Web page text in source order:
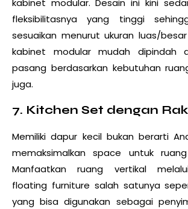
kabinet modular. Desain ini kini
fleksibilitasnya yang tinggi
sesuaikan menurut ukuran luas/
kabinet modular mudah dipindah
pasang berdasarkan kebutuhan
juga.
7. Kitchen Set dengan
Memiliki dapur kecil bukan berarti
memaksimalkan space untuk
Manfaatkan ruang vertikal
floating furniture salah satunya
yang bisa digunakan sebagai